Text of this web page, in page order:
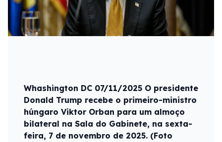
Whashington DC 07/11/2025 O presidente
Donald Trump recebe o primeiro-ministro
húngaro Viktor Orban para um almoço
bilateral na Sala do Gabinete, na sexta-
feira, 7 de novembro de 2025. (Foto